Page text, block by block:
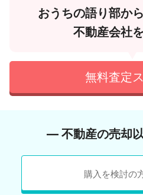
おうちの語り部か
不動産会社
無料査定
― 不動産の売却
購入を検討の